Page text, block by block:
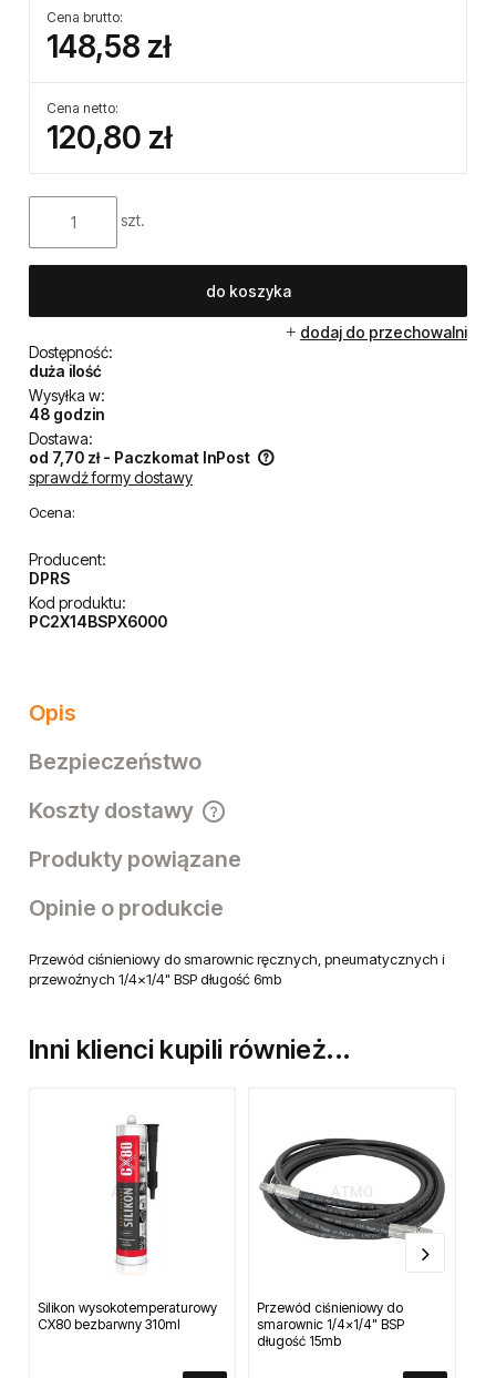
Cena brutto:
148,58 zł
Cena netto:
120,80 zł
szt.
do koszyka
dodaj do przechowalni
Dostępność:
duża ilość
Wysyłka w:
48 godzin
Dostawa:
od 7,70 zł - Paczkomat InPost
Cena nie zawiera ewentualnych kosztów płatności
sprawdź formy dostawy
Ocena:
Producent:
DPRS
Kod produktu:
PC2X14BSPX6000
Opis
Bezpieczeństwo
Koszty dostawy
Cena nie zawiera ewentualnych kosztów płatności
Produkty powiązane
Opinie o produkcie
Przewód ciśnieniowy do smarownic ręcznych, pneumatycznych i
przewoźnych 1/4x1/4" BSP długość 6mb
Inni klienci kupili również...
Silikon wysokotemperaturowy
CX80 bezbarwny 310ml
Przewód ciśnieniowy do
smarownic 1/4x1/4" BSP
długość 15mb